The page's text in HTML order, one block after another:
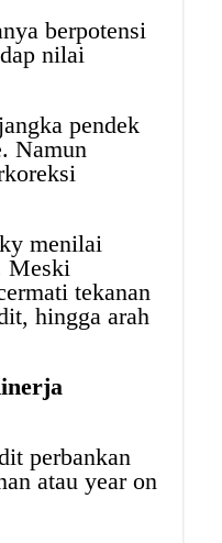
berpotensi
nilai
pendek
Namun
menilai
Meski
tekanan
hingga arah
perbankan
atau year on